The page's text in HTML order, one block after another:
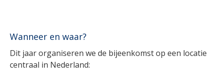
Wanneer en waar?
Dit jaar organiseren we de bijeenkomst op een locatie
centraal in Nederland: